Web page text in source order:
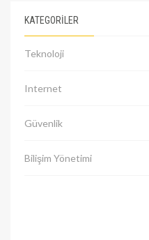
KATEGORILER
Teknoloji
Internet
Güvenlik
Bilişim Yönetimi